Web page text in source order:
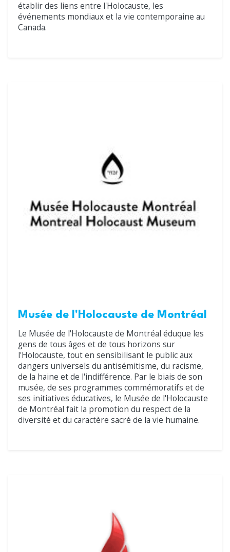
établir des liens entre l'Holocauste, les
événements mondiaux et la vie contemporaine au
Canada.
Musée de l'Holocauste de Montréal
Le Musée de l'Holocauste de Montréal éduque les
gens de tous âges et de tous horizons sur
l'Holocauste, tout en sensibilisant le public aux
dangers universels du antisémitisme, du racisme,
de la haine et de l'indifférence. Par le biais de son
musée, de ses programmes commémoratifs et de
ses initiatives éducatives, le Musée de l'Holocauste
de Montréal fait la promotion du respect de la
diversité et du caractère sacré de la vie humaine.